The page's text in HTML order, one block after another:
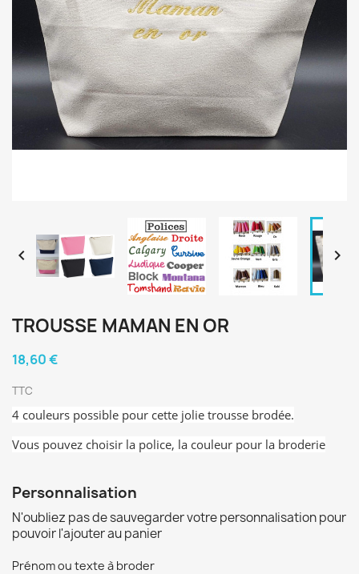
 
TROUSSE MAMAN EN OR
18,60 €
TTC
4 couleurs possible pour cette jolie trousse brodée.
Vous pouvez choisir la police, la couleur pour la broderie
Personnalisation
N'oubliez pas de sauvegarder votre personnalisation pour
pouvoir l'ajouter au panier
Prénom ou texte à broder